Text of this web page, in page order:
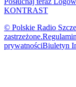
KONTRAST
© Polskie Radio
zastrzeżone.
prywatnościBiuletyn